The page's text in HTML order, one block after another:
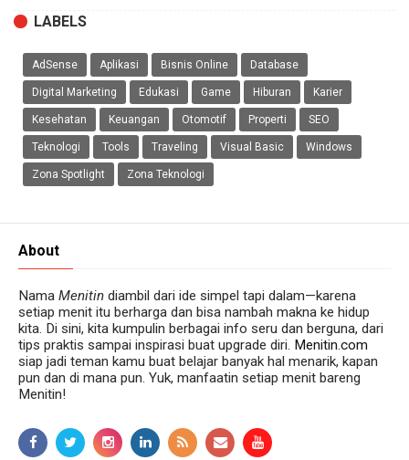
LABELS
AdSense Aplikasi Bisnis Online Database
Digital Marketing Edukasi Game Hiburan Karier
Kesehatan Keuangan Otomotif Properti SEO
Teknologi Tools Traveling Visual Basic Windows
Zona Spotlight Zona Teknologi
About
Nama Menitin diambil dari ide simpel tapi dalam—karena
setiap menit itu berharga dan bisa nambah makna ke hidup
kita. Di sini, kita kumpulin berbagai info seru dan berguna, dari
tips praktis sampai inspirasi buat upgrade diri. Menitin.com
siap jadi teman kamu buat belajar banyak hal menarik, kapan
pun dan di mana pun. Yuk, manfaatin setiap menit bareng
Menitin!